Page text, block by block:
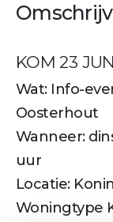
KOM 23
Wat: Info-
Oosterhout
Wanneer:
uur
Locatie:
Woningtype